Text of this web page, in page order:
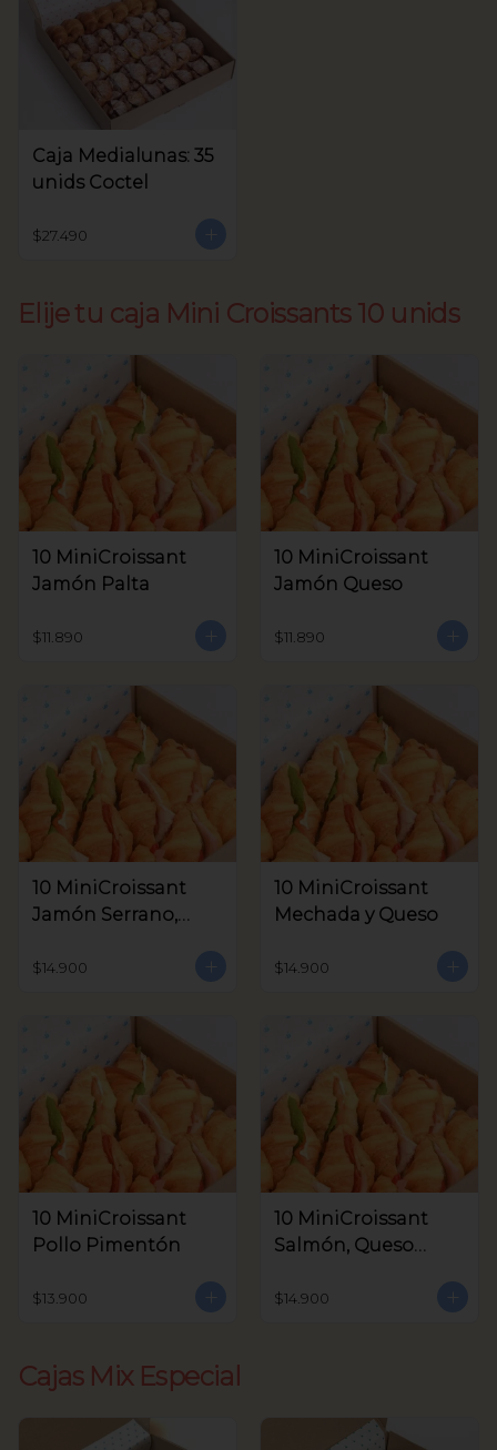
Caja Medialunas: 35
unids Coctel
$27.490
Elije tu caja Mini Croissants 10 unids
10 MiniCroissant
Jamón Palta
$11.890
10 MiniCroissant
Jamón Queso
$11.890
10 MiniCroissant
Jamón Serrano,
Aceitunas V.
$14.900
10 MiniCroissant
Mechada y Queso
$14.900
10 MiniCroissant
Pollo Pimentón
$13.900
10 MiniCroissant
Salmón, Queso
$14.900
Cajas Mix Especial